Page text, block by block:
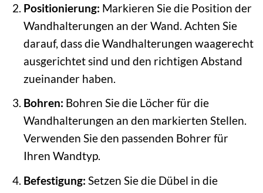
Positionierung: Markieren Sie die Position der
Wandhalterungen an der Wand. Achten Sie
darauf, dass die Wandhalterungen waagerecht
ausgerichtet sind und den richtigen Abstand
zueinander haben.
Bohren: Bohren Sie die Löcher für die
Wandhalterungen an den markierten Stellen.
Verwenden Sie den passenden Bohrer für
Ihren Wandtyp.
Befestigung: Setzen Sie die Dübel in die